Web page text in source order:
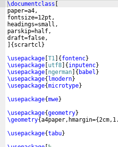
\documentclass
paper=a4,
fontsize=12pt,
headings=small,
parskip=half,
draft=false,
{ scrartcl }
\usepackage T1 { fontenc}
\usepackage utf8 { inputenc}
\usepackage ngerman { babel }
\usepackage{ lmodern}
\usepackage{microtype}
\usepackage{mwe}
\usepackage{geometry}
\geometry{a4paper,hmargin={
\usepackage{tabu}